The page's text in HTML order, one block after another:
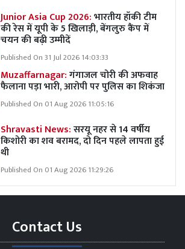
Junior Asia Cup 2026:भारतीय हॉकी टीम
की रेस में यूपी के 5 खिलाड़ी, बेंगलुरु कैंप में
चयन की बढ़ी उम्मीदें
Published On 31 Jul 2026 14:03:33
Muzaffarnagar:गंगाजल चोरी की अफवाह
फैलाना पड़ा भारी, आरोपी पर पुलिस का शिकंजा
Published On 01 Aug 2026 11:05:16
Shravasti News:सरयू नहर से 14 वर्षीय
किशोरी का शव बरामद, दो दिन पहले लापता हुई
थी
Published On 01 Aug 2026 11:29:26
Contact Us